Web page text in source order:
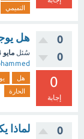
التميمي
0
0
0
إجابة
هل
سُئل مايو 4، 2020
هل
الحارة
0
لماذا